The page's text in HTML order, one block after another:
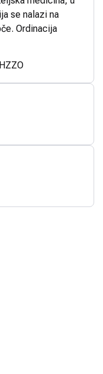
se nalazi na
Ordinacija